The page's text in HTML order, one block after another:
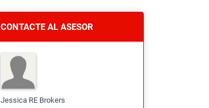
CONTACTE AL ASESOR
Jessica RE Brokers